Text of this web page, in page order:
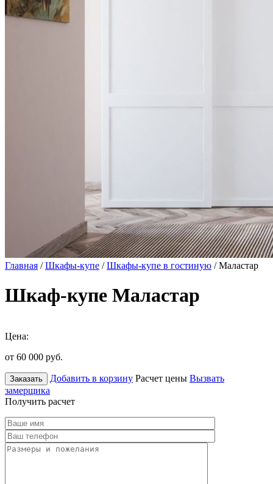
Главная /Шкафы-купе /Шкафы-купе в гостиную / Маластар
Шкаф-купе Маластар
Цена:
от 60 000 руб.
Заказать Добавить в корзину Расчет цены Вызвать
замерщика
Получить расчет